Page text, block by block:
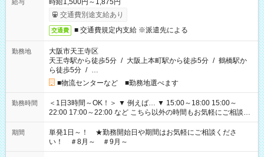
給与
時給1,500円～1,875円
交通費別途支給あり
交通費 ■ 交通費規定内支給 ※派遣先による
勤務地
大阪市天王寺区
天王寺駅から徒歩5分 / 大阪上本町駅から徒歩5分 / 鶴橋駅か
ら徒歩5分 / …
■物流センターなど ■勤務地選べます
勤務時間
＜1日3時間～OK！＞ ▼ 例えば… ▼ 15:00～18:00 15:00～
22:00 17:00～22:00 など こちら以外の時間もお気軽にご相談く
ださい！
期間
単発1日～！ ★勤務開始日や期間はお気軽にご相談くださ
い！ ＃8月～ ＃9月～